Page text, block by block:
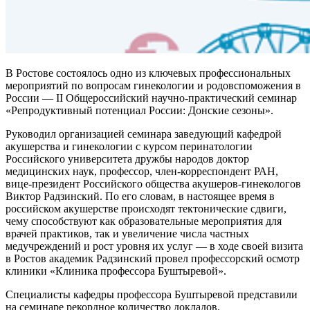
В Ростове состоялось одно из ключевых профессиональных
мероприятий по вопросам гинекологии и родовспоможения в
России — II Общероссийский научно-практический семинар
«Репродуктивный потенциал России: Донские сезоны».
Руководил организацией семинара заведующий кафедрой
акушерства и гинекологии с курсом перинатологии
Российского университета дружбы народов доктор
медицинских наук, профессор, член-корреспондент РАН,
вице-президент Российского общества акушеров-гинекологов
Виктор Радзинский. По его словам, в настоящее время в
российском акушерстве происходят тектонические сдвиги,
чему способствуют как образовательные мероприятия для
врачей практиков, так и увеличение числа частных
медучреждений и рост уровня их услуг — в ходе своей визита
в Ростов академик Радзинский провел профессорский осмотр
клиники «Клиника профессора Буштыревой».
Специалисты кафедры профессора Буштыревой представили
на семинаре рекордное количество докладов.